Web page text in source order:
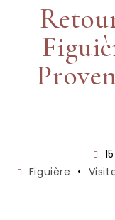
PostFiguière •